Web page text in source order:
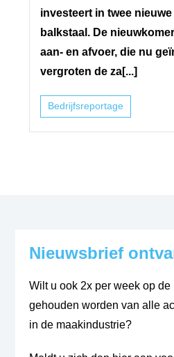
investeert in twee
balkstaal. De
aan- en afvoer, die nu
vergroten de za[...]
Bedrijfsreportage
Nieuwsbrief
Wilt u ook 2x per week op de
gehouden worden van alle
in de maakindustrie?